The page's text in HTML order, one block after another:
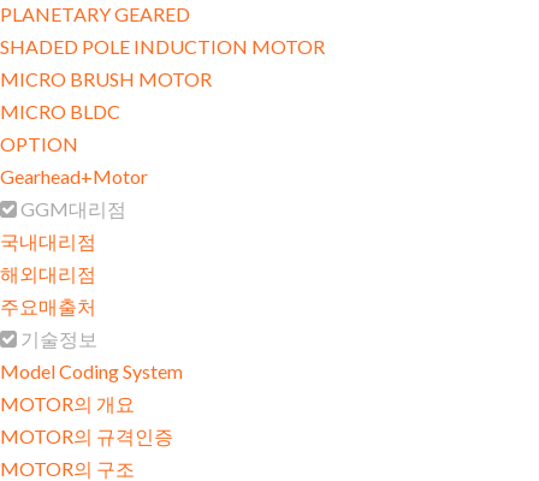
PLANETARY GEARED
SHADED POLE INDUCTION MOTOR
MICRO BRUSH MOTOR
MICRO BLDC
OPTION
Gearhead+Motor
GGM대리점
국내대리점
해외대리점
주요매출처
기술정보
Model Coding System
MOTOR의 개요
MOTOR의 규격인증
MOTOR의 구조